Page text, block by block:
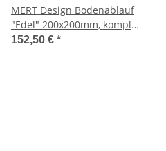
MERT Design Bodenablauf
"Edel" 200x200mm, komplett
aus Edelstahl
152,50 € *